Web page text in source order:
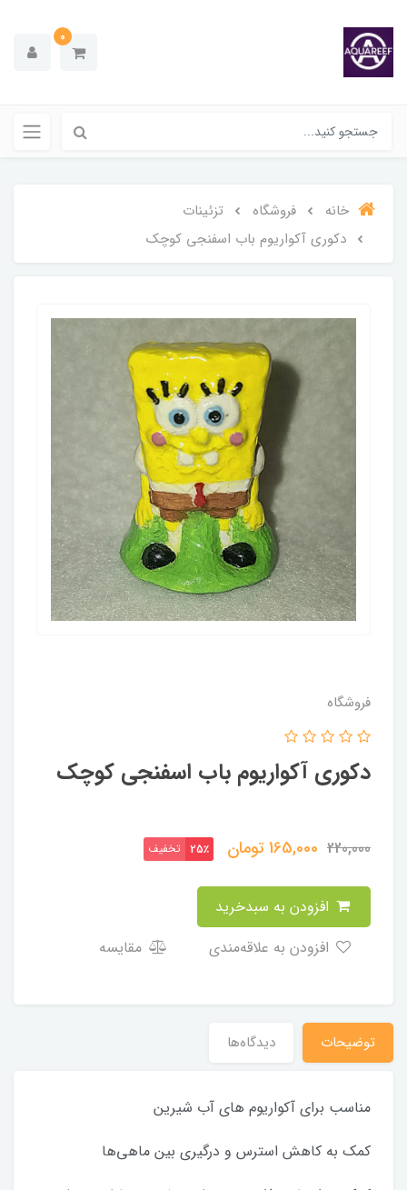
0
خانه فروشگاه
تزئینات
دکوری آکواریوم باب اسفنجی کوچک
فروشگاه
دکوری آکواریوم باب اسفنجی کوچک
220,000
165,000تومان 25٪ تخفیف
مقایسه
توضیحات دیدگاه‌ها
مناسب برای آکواریوم های آب شیرین
کمک به کاهش استرس و درگیری بین ماهی‌ها